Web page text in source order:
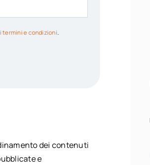
termini e condizioni.
dei contenuti
e